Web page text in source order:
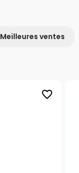
Meilleures ventes
favorite_border